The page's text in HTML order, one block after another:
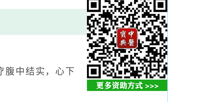
腹中结实，心下